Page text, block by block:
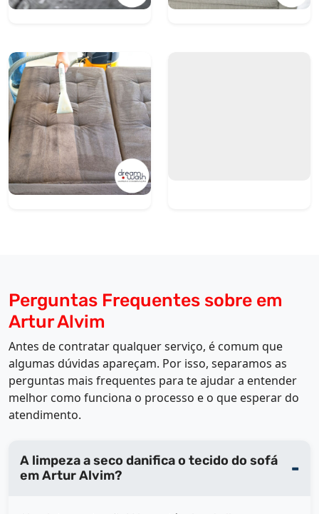
Perguntas Frequentes sobre em
Artur Alvim
Antes de contratar qualquer serviço, é comum que
algumas dúvidas apareçam. Por isso, separamos as
perguntas mais frequentes para te ajudar a entender
melhor como funciona o processo e o que esperar do
atendimento.
A limpeza a seco danifica o tecido do sofá
em Artur Alvim?